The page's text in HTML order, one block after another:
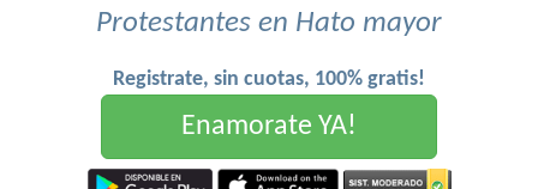
Protestantes en Hato mayor
Registrate, sin cuotas, 100% gratis!
Enamorate YA!